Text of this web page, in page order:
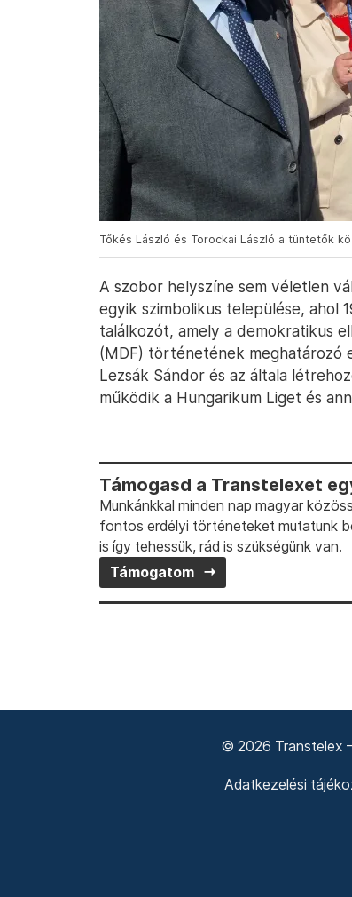
Tőkés László és Torockai László a tüntetők
A szobor helyszíne sem véletlen
egyik szimbolikus települése, ahol
találkozót, amely a demokratikus
(MDF) történetének meghatározó
Lezsák Sándor és az általa
működik a Hungarikum Liget és
Támogasd a Transtelexet
Munkánkkal minden nap magyar
fontos erdélyi történeteket mutatunk
is így tehessük, rád is szükségünk van.
Támogatom
© 2026 Transtelex
Adatkezelési